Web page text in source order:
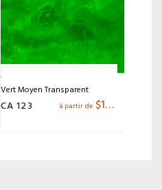
Vert Moyen Transparent
CA 123 à partir de $11.23